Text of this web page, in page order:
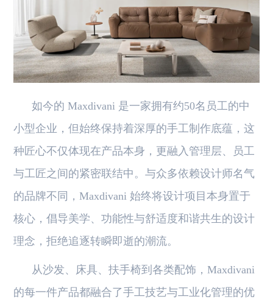
如今的 Maxdivani 是一家拥有约50名员工的中
小型企业，但始终保持着深厚的手工制作底蕴，这
种匠心不仅体现在产品本身，更融入管理层、员工
与工匠之间的紧密联结中。与众多依赖设计师名气
的品牌不同，Maxdivani 始终将设计项目本身置于
核心，倡导美学、功能性与舒适度和谐共生的设计
理念，拒绝追逐转瞬即逝的潮流。
从沙发、床具、扶手椅到各类配饰，Maxdivani
的每一件产品都融合了手工技艺与工业化管理的优